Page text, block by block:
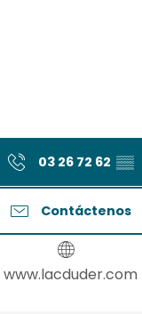
03 26 72 62 ▒▒
Contáctenos
www.lacduder.com